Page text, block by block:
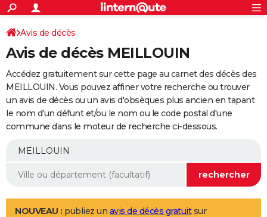
ACTUALITÉS
Politique
Société
Faits Divers
Education
Monde
Villes
+
SPORT
Coupe du monde 2026
Football
Tennis
Cyclisme
Rugby
Forum
Programme TV
TNT
Streaming
Cinéma
Sorties cinéma
Musique
+
FINANCE
Impôts
Immobilier
Risques naturels par ville
Banque
Assurance
Crédit
AUTO
Essais
Réserver un essai
Citadines
Berlines
SUV
Forum auto
+
Mobiles
Meilleur smartphone
Internet
Ordinateurs
Jeux vidéo
Guide high-tech
Aménagement intérieur
LIFESTYLE
Avis de décès
Avis de décès MEILLOUIN
Accédez gratuitement sur cette page au carnet des décès des
MEILLOUIN. Vous pouvez affiner votre recherche ou trouver
un avis de décès ou un avis d'obsèques plus ancien en tapant
le nom d'un défunt et/ou le nom ou le code postal d'une
commune dans le moteur de recherche ci-dessous.
NOUVEAU : publiez un avis de décès gratuitsur